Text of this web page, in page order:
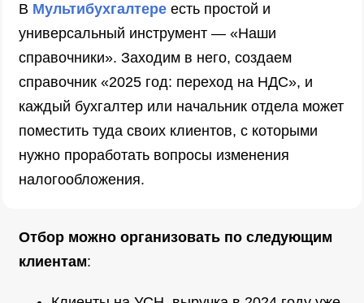
В Мультибухгалтере есть простой и
универсальный инструмент — «Наши
справочники». Заходим в него, создаем
справочник «2025 год: переход на НДС», и
каждый бухгалтер или начальник отдела может
поместить туда своих клиентов, с которыми
нужно проработать вопросы изменения
налогообложения.
Отбор можно организовать по следующим
клиентам: